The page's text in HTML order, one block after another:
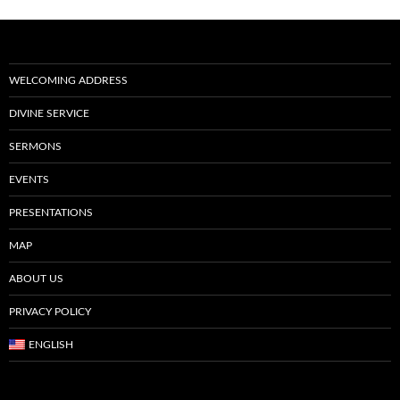
WELCOMING ADDRESS
DIVINE SERVICE
SERMONS
EVENTS
PRESENTATIONS
MAP
ABOUT US
PRIVACY POLICY
ENGLISH